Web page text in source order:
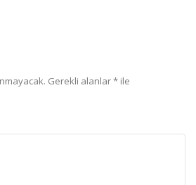
Gerekli alanlar* ile